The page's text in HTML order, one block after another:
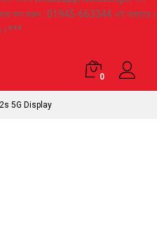
জন্য কল করুন : 01945-663344 এই নাম্বারে।
0
5G Display